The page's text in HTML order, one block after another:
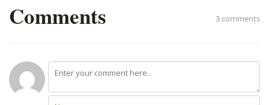
Comments 3 comments